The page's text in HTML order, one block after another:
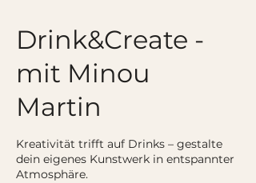
Drink&Create -
mit Minou
Martin
Kreativität trifft auf Drinks – gestalte
dein eigenes Kunstwerk in entspannter
Atmosphäre.